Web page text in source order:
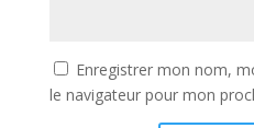
Enregistrer mon nom,
le navigateur pour mon